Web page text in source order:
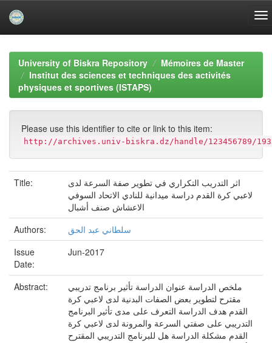
navigationUniversity of Biskra Repository
Mémoires de Master
Institut des sciences et techniques des activités
physiques et sportives (ISTAPS)
Please use this identifier to cite or link to this item:
http://archives.univ-biskra.dz/handle/123456789/
Title:
اثر التدريب التكراري في تطوير صفة السرعة لدى
لاعبي كرة القدم دراسة ميدانية للنادي الاتحاد السوفي
الاعشاش صنف أشبال
Authors:
سلطاني عبد الحق
Issue
Date:
Jun-2017
Abstract:
ملخص الدراسة عنوان الدراسة تأثير برنامج تدريبي
مقترح لتطوير بعض الصفات البدنية لدى لاعبي كرة
القدم هدف الدراسة التعرف على مدى تأثير البرنامج
التدريبي على صفتي السرعة والمرونة لدى لاعبي كرة
القدم مشكلة الدراسة هل للبرنامج التدريبي المقترح